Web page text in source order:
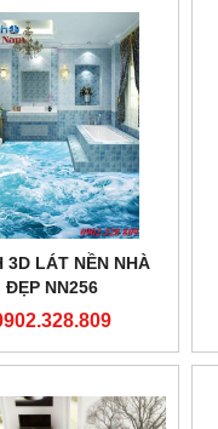
3D LÁT NỀN NHÀ
ĐẸP NN256